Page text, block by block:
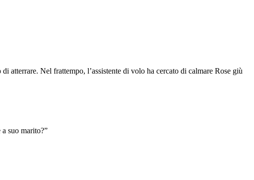
atterrare. Nel frattempo, l’assistente di volo ha cercato di calmare Rose giù
suo marito?”